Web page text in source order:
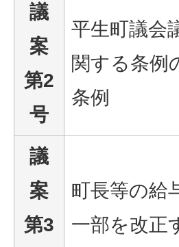
議
案
第2
号
平生町議会
関する条例
条例
議
案
第3
町長等の給
一部を改正